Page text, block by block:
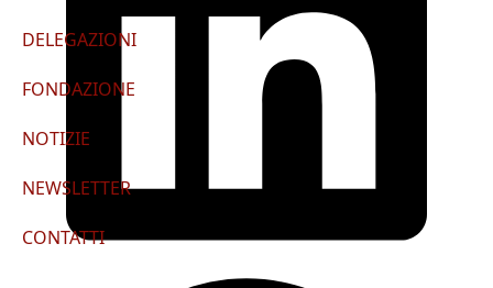
DELEGAZIONI
FONDAZIONE
NOTIZIE
NEWSLETTER
CONTATTI